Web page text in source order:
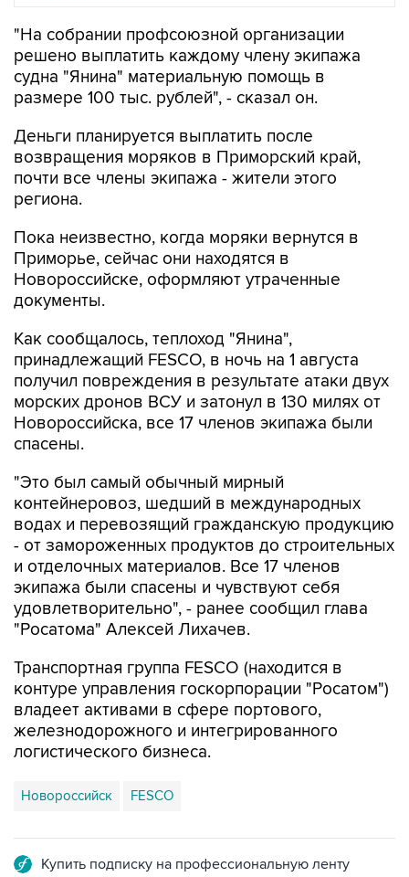
"На собрании профсоюзной организации
решено выплатить каждому члену экипажа
судна "Янина" материальную помощь в
размере 100 тыс. рублей", - сказал он.
Деньги планируется выплатить после
возвращения моряков в Приморский край,
почти все члены экипажа - жители этого
региона.
Пока неизвестно, когда моряки вернутся в
Приморье, сейчас они находятся в
Новороссийске, оформляют утраченные
документы.
Как сообщалось, теплоход "Янина",
принадлежащий FESCO, в ночь на 1 августа
получил повреждения в результате атаки двух
морских дронов ВСУ и затонул в 130 милях от
Новороссийска, все 17 членов экипажа были
спасены.
"Это был самый обычный мирный
контейнеровоз, шедший в международных
водах и перевозящий гражданскую продукцию
- от замороженных продуктов до строительных
и отделочных материалов. Все 17 членов
экипажа были спасены и чувствуют себя
удовлетворительно", - ранее сообщил глава
"Росатома" Алексей Лихачев.
Транспортная группа FESCO (находится в
контуре управления госкорпорации "Росатом")
владеет активами в сфере портового,
железнодорожного и интегрированного
логистического бизнеса.
Новороссийск FESCO
Купить подписку на профессиональную ленту